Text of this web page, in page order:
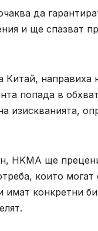
да
и ще спазват
Китай, направиха
попада в
изискванията,
HKMA ще
които
имат конкретни